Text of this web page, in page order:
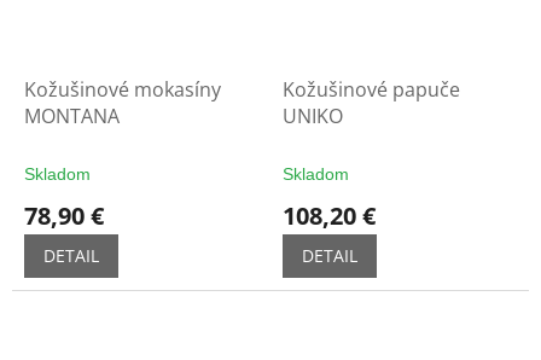
Kožušinové mokasíny
MONTANA
Skladom
78,90 €
DETAIL
Kožušinové papuče
UNIKO
Skladom
108,20 €
DETAIL